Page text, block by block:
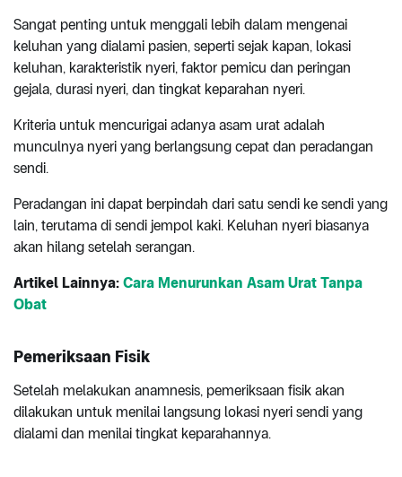
Sangat penting untuk menggali lebih dalam mengenai
keluhan yang dialami pasien, seperti sejak kapan, lokasi
keluhan, karakteristik nyeri, faktor pemicu dan peringan
gejala, durasi nyeri, dan tingkat keparahan nyeri.
Kriteria untuk mencurigai adanya asam urat adalah
munculnya nyeri yang berlangsung cepat dan peradangan
sendi.
Peradangan ini dapat berpindah dari satu sendi ke sendi yang
lain, terutama di sendi jempol kaki. Keluhan nyeri biasanya
akan hilang setelah serangan.
Artikel Lainnya: Cara Menurunkan Asam Urat Tanpa
Obat
Pemeriksaan Fisik
Setelah melakukan anamnesis, pemeriksaan fisik akan
dilakukan untuk menilai langsung lokasi nyeri sendi yang
dialami dan menilai tingkat keparahannya.